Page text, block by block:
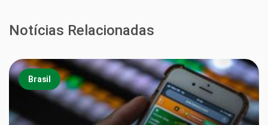
Notícias Relacionadas
Brasil